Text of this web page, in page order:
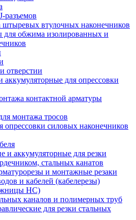
разъемов
втулочных наконечников
обжима изолированных и
отверстии
аккумуляторные для опрессовки
контактной арматуры
монтажа тросов
опрессовки силовых наконечников
и аккумуляторные для резки
стальных канатов
и монтажные резаки
и кабелей (кабелерезы)
НС)
каналов и полимерных труб
для резки стальных